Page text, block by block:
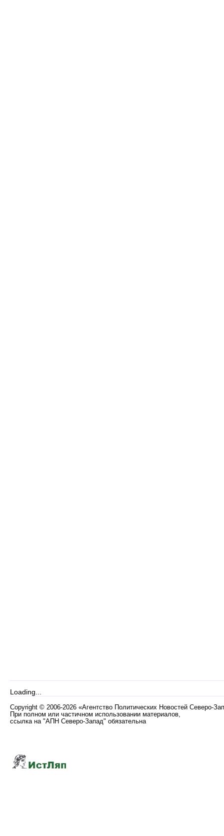
Loading...
Copyright © 2006-2026 «Агентство Политических Новостей Северо-
При полном или частичном использовании материалов,
ссылка на "АПН Северо-Запад" обязательна